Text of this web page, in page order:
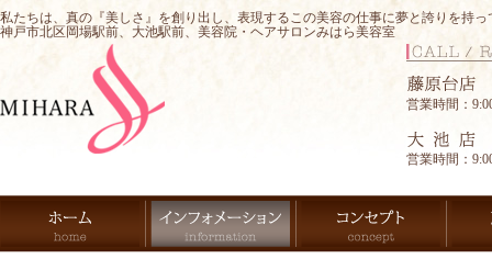
私たちは、真の『美しさ』を創り出し、表現するこの美容の仕事に夢と誇りを持
神戸市北区岡場駅前、大池駅前、美容院・ヘアサロンみはら美容室
営業時間：
営業時間：